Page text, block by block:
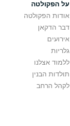
על הפקולטה
אודות הפקולטה
דבר הדקאן
אירועים
גלריות
ללמוד אצלנו
תולדות הבנין
לקהל הרחב